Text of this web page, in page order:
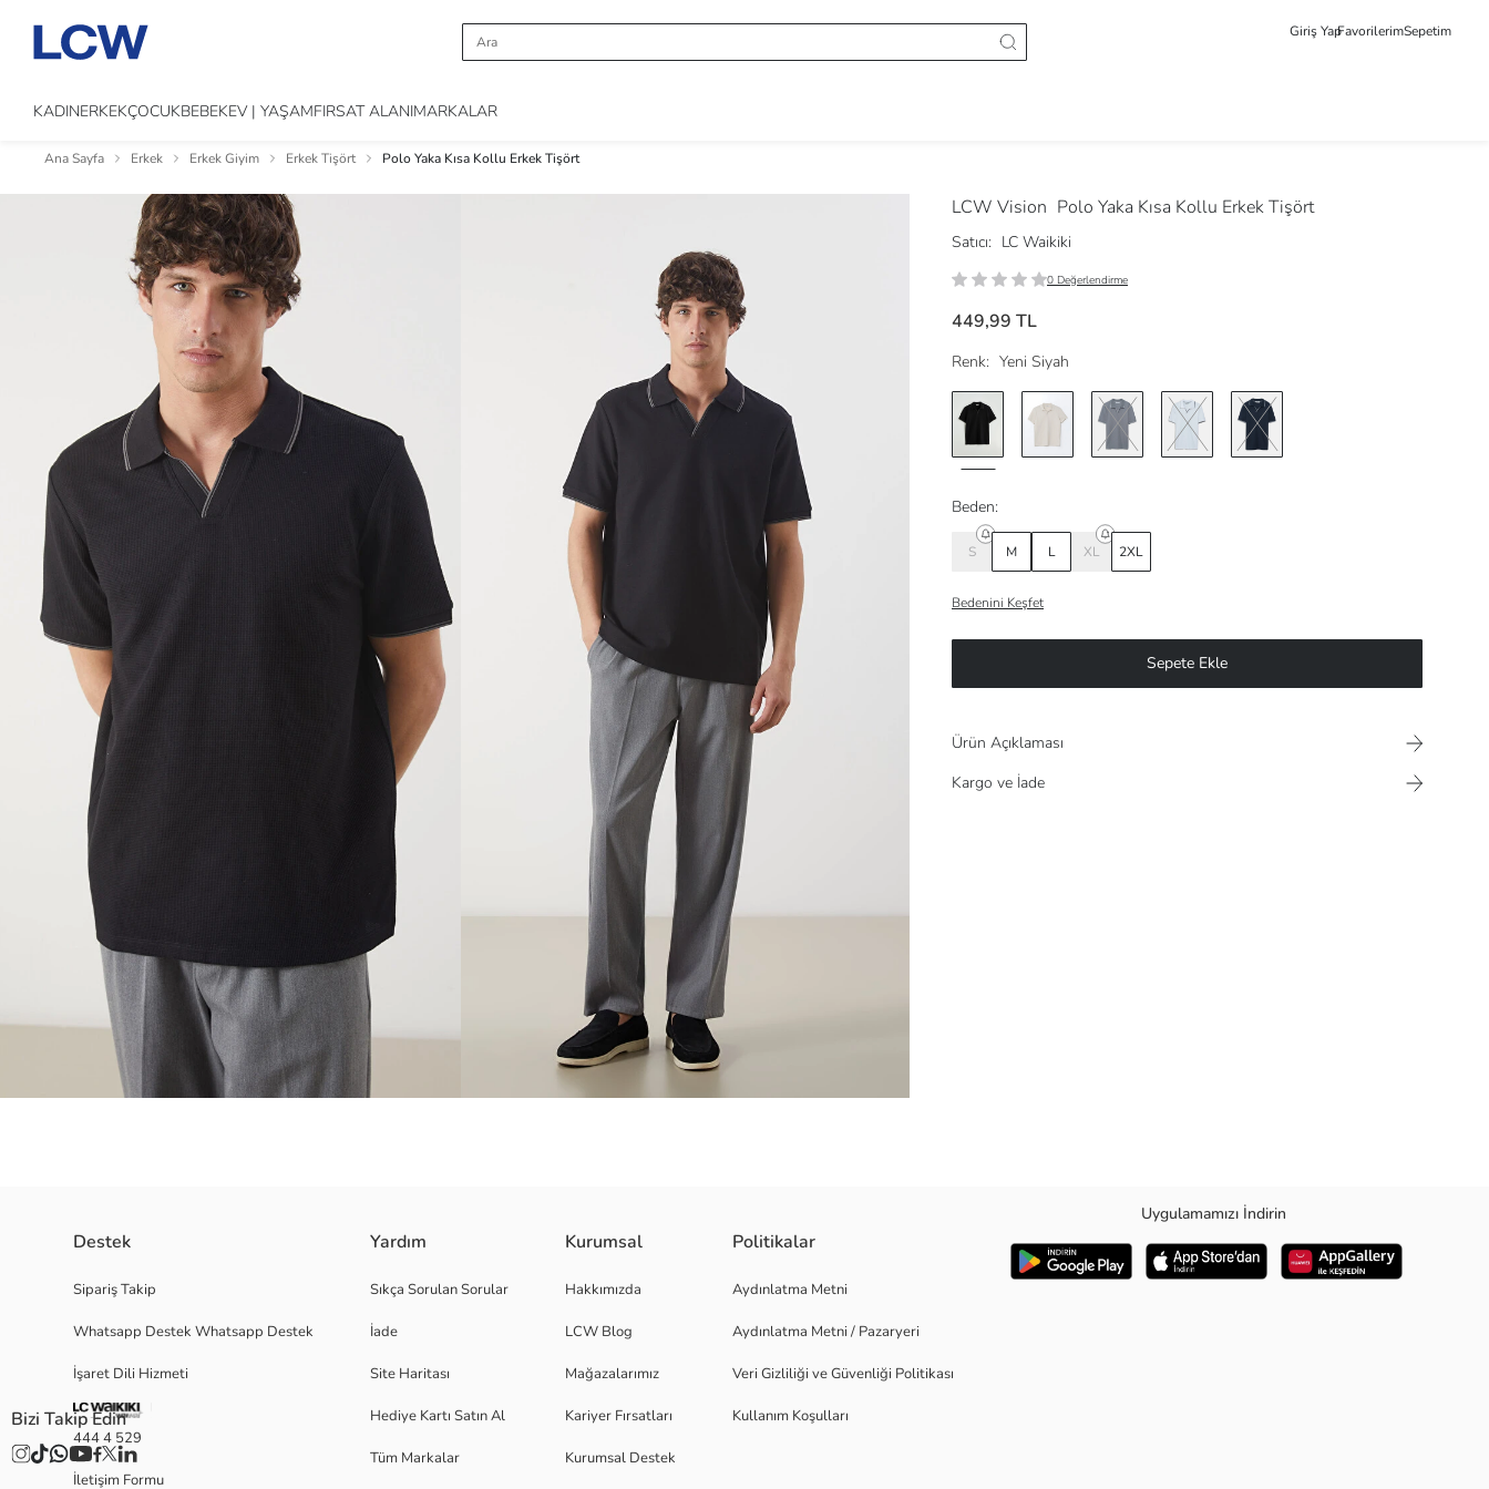
Giriş YapFavorilerimSepetim
KADINERKEKÇOCUKBEBEKEV | YAŞAMFIRSAT ALANIMARKALAR
Ana Sayfa Erkek Erkek Giyim Erkek Tişört Polo Yaka Kısa Kollu Erkek Tişört
LCW Vision Polo Yaka Kısa Kollu Erkek Tişört
Satıcı: LC Waikiki
0 Değerlendirme
449,99 TL
Renk: Yeni Siyah
Beden:
S M L XL 2XL
Bedenini Keşfet
Sepete Ekle
Ürün Açıklaması
Kargo ve İade
Waffle kumaştan üretilen bu tişört, polo yaka tasarımı ile şık ve modern bir görünüm sunuyor. Yumuşak dokusu ve rahat yapısı ile konforlu kullanım sağlar.
Ana Kumaş:
Destek
Sipariş Takip
Whatsapp Destek Whatsapp Destek
İşaret Dili Hizmeti
444 4 529
İletişim Formu
Yardım
Sıkça Sorulan Sorular
İade
Site Haritası
Hediye Kartı Satın Al
Tüm Markalar
Kurumsal
Hakkımızda
LCW Blog
Mağazalarımız
Kariyer Fırsatları
Kurumsal Destek
Politikalar
Aydınlatma Metni
Aydınlatma Metni / Pazaryeri
Veri Gizliliği ve Güvenliği Politikası
Kullanım Koşulları
Uygulamamızı İndirin
Bizi Takip Edin